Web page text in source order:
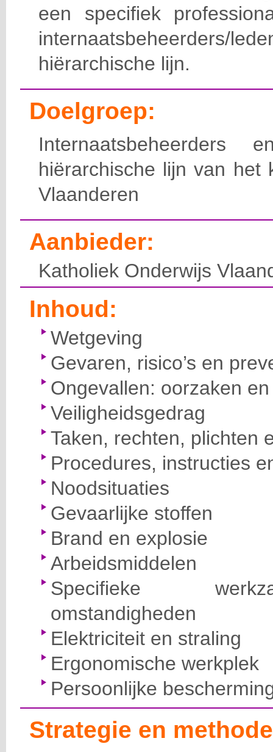
een specifiek
hiërarchische lijn.
Doelgroep:
hiërarchische lijn van het
Vlaanderen
Aanbieder:
Katholiek Onderwijs
Inhoud:
Wetgeving
Gevaren, risico’s en
Ongevallen: oorzaken
Veiligheidsgedrag
Taken, rechten, plichten
Procedures, instructies
Noodsituaties
Gevaarlijke stoffen
Brand en explosie
Arbeidsmiddelen
Specifieke
omstandigheden
Elektriciteit en straling
Ergonomische werkplek
Persoonlijke
Strategie en